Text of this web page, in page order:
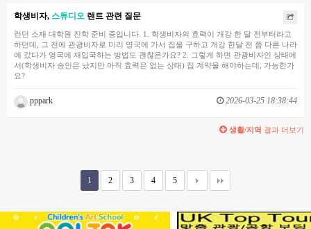
학생비자, 스튜디오 렌트 관련 질문
런던 소재 대학원 진학 준비 중입니다. 1. 학생비자의 효력이 개강 한 달 전부터라고
하던데, 그 전에 관광비자로 미리 영국에 가서 집을 구하고 개강 한달 전 쯤 다른 나라
에 갔다가 영국에 재입국하는 방법도 괜찮은가요? 2. 그렇게 하면 관광비자인 상태에
서(학생비자 승인은 났지만 아직 효력은 없는 상태) 집 계약을 해야하는데, 가능한가
요?
pppark 2026-03-25 18:38:44
생활/지역 결과 더보기
1 2 3 4 5